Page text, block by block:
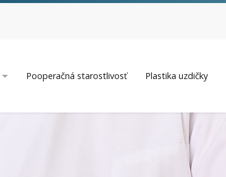
Pooperačná starostlivosť Plastika uzdičky